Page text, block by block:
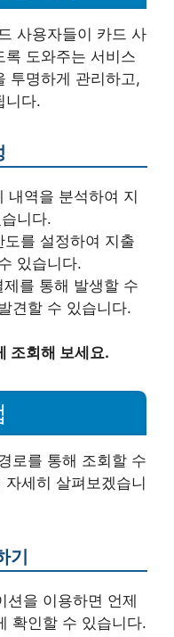
사용자들이 카드 사
도와주는 서비스
투명하게 관리하고,
니다.
내역을 분석하여 지
니다.
도를 설정하여 지출
있습니다.
제를 통해 발생할 수
견할 수 있습니다.
조회해 보세요.
로를 통해 조회할 수
세히 살펴보겠습니
기
션을 이용하면 언제
확인할 수 있습니다.